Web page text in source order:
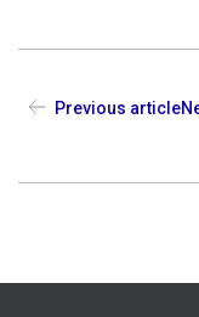
Previous article